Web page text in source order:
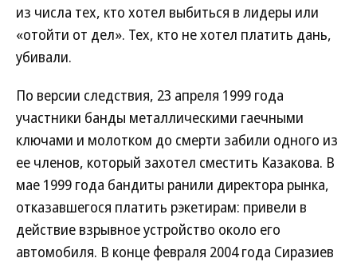
из числа тех, кто хотел выбиться в лидеры или
«отойти от дел». Тех, кто не хотел платить дань,
убивали.
По версии следствия, 23 апреля 1999 года
участники банды металлическими гаечными
ключами и молотком до смерти забили одного из
ее членов, который захотел сместить Казакова. В
мае 1999 года бандиты ранили директора рынка,
отказавшегося платить рэкетирам: привели в
действие взрывное устройство около его
автомобиля. В конце февраля 2004 года Сиразиев